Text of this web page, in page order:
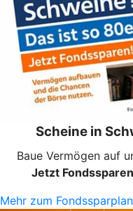
Scheine in
Baue Vermögen auf
Jetzt
Mehr zum Fondssparplan